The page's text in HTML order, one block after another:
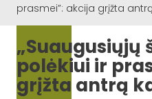
prasmei”: akcija grįžta
„Suaugusiųjų
polėkiui ir
grįžta antrą